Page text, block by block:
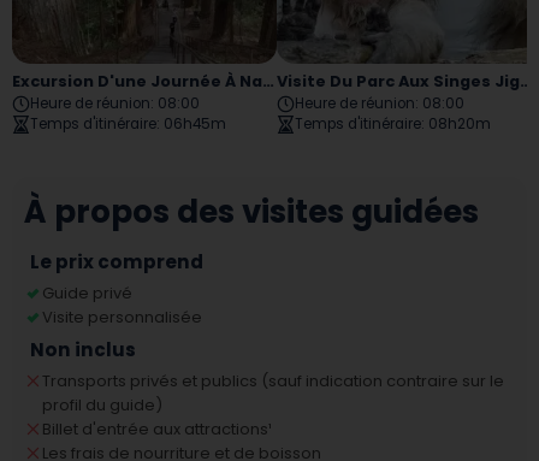
Excursion D'une Journée À Nagano Togakushi
Heure de réunion: 08:00
Temps d'itinéraire: 06h45m
Visite Du Parc Aux Singes Jigokudani De La Ville De Nagano
Heure de réunion: 08:00
Temps d'itinéraire: 08h20m
À propos des visites guidées
Le prix comprend
Guide privé
Visite personnalisée
Non inclus
Transports privés et publics (sauf indication contraire sur le
profil du guide)
Billet d'entrée aux attractions¹
Les frais de nourriture et de boisson